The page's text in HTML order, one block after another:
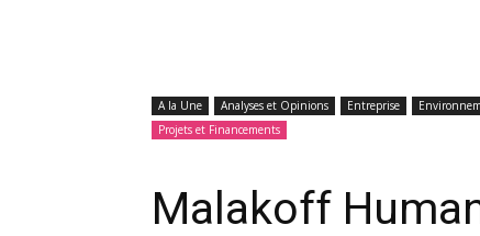
A la Une Analyses et Opinions Entreprise
Projets et Financements
Malakoff